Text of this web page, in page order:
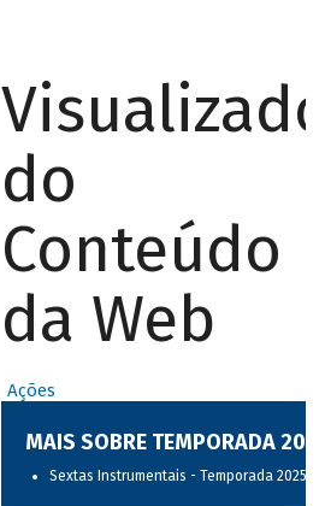
Visualizador
do
Conteúdo
da Web
Ações
MAIS SOBRE TEMPORADA 2025
Sextas Instrumentais - Temporada 2025